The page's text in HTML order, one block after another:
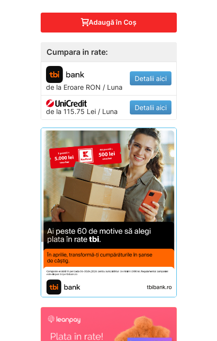
Adaugă în Coş
Cumpara in rate:
de la EroareRON / Luna
Detalii aici
de la 115.75 Lei / Luna Detalii aici